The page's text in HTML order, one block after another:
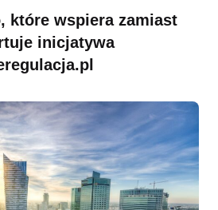
które wspiera zamiast
inicjatywa